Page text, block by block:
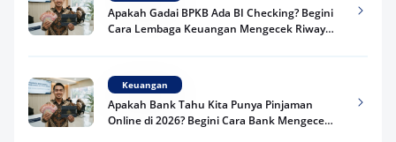
Apakah Gadai BPKB Ada BI Checking? Begini
Cara Lembaga Keuangan Mengecek Riwayat
Keuangan
Apakah Bank Tahu Kita Punya Pinjaman
Online di 2026? Begini Cara Bank Mengecek